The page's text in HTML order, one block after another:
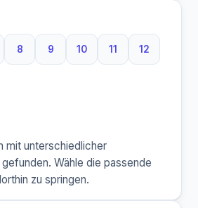
8
8 Buchstaben
9
9 Buchstaben
10
10 Buchstaben
11
11 Buchstaben
12
12
mit unterschiedlicher
Wähle die passende
zu springen.